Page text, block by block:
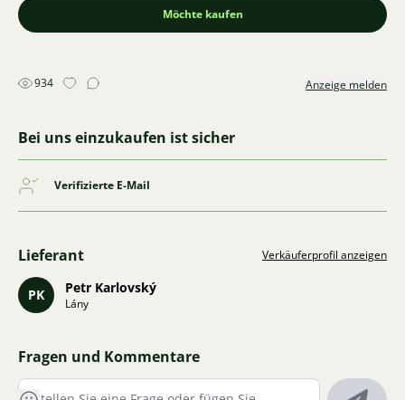
Möchte kaufen
934 Anzeige melden
Bei uns einzukaufen ist sicher
Verifizierte E-Mail
Lieferant Verkäuferprofil anzeigen
PK Petr Karlovský
Lány
Fragen und Kommentare